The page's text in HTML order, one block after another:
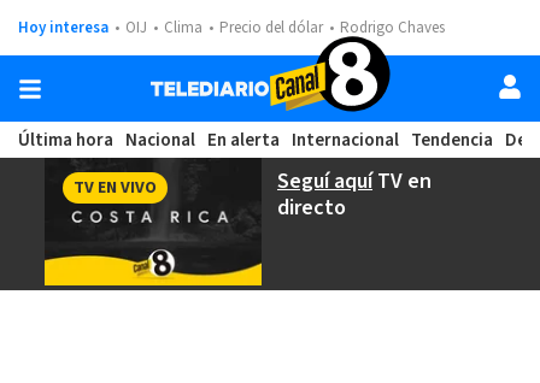
Hoy interesa OIJ Clima Precio del dólar Rodrigo Chaves
Última hora Nacional En alerta Internacional Tendencia
Seguí aquíTV en
directo
TV EN VIVO